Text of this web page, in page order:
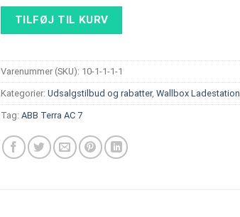
TILFØJ TIL KURV
Varenummer (SKU): 10-1-1-1-1
Kategorier:Udsalgstilbud og rabatter,Wallbox Ladestation
Tag:ABB Terra AC 7